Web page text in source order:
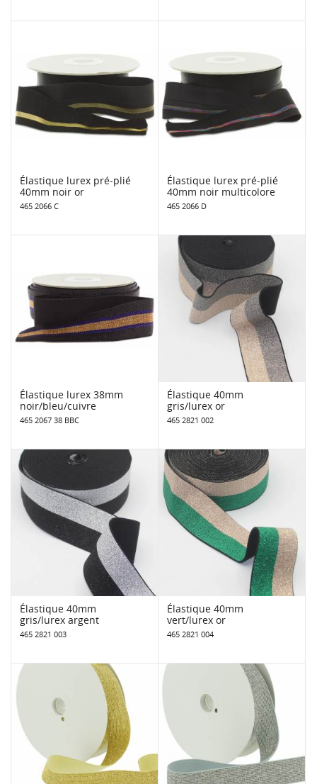
Élastique lurex pré-plié
40mm noir or
465 2066 C
Élastique lurex pré-plié
40mm noir multicolore
465 2066 D
Élastique lurex 38mm
noir/bleu/cuivre
465 2067 38 BBC
Élastique 40mm
gris/lurex or
465 2821 002
Élastique 40mm
gris/lurex argent
465 2821 003
Élastique 40mm
vert/lurex or
465 2821 004